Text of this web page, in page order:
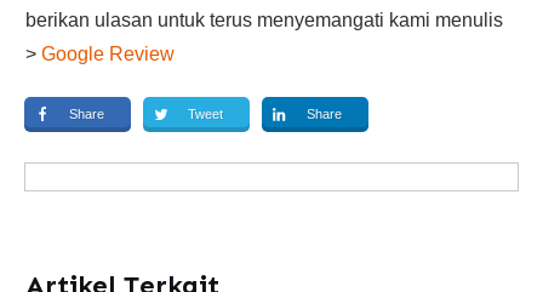
berikan ulasan untuk terus menyemangati kami menulis
> Google Review
Share Tweet Share
Artikel Terkait